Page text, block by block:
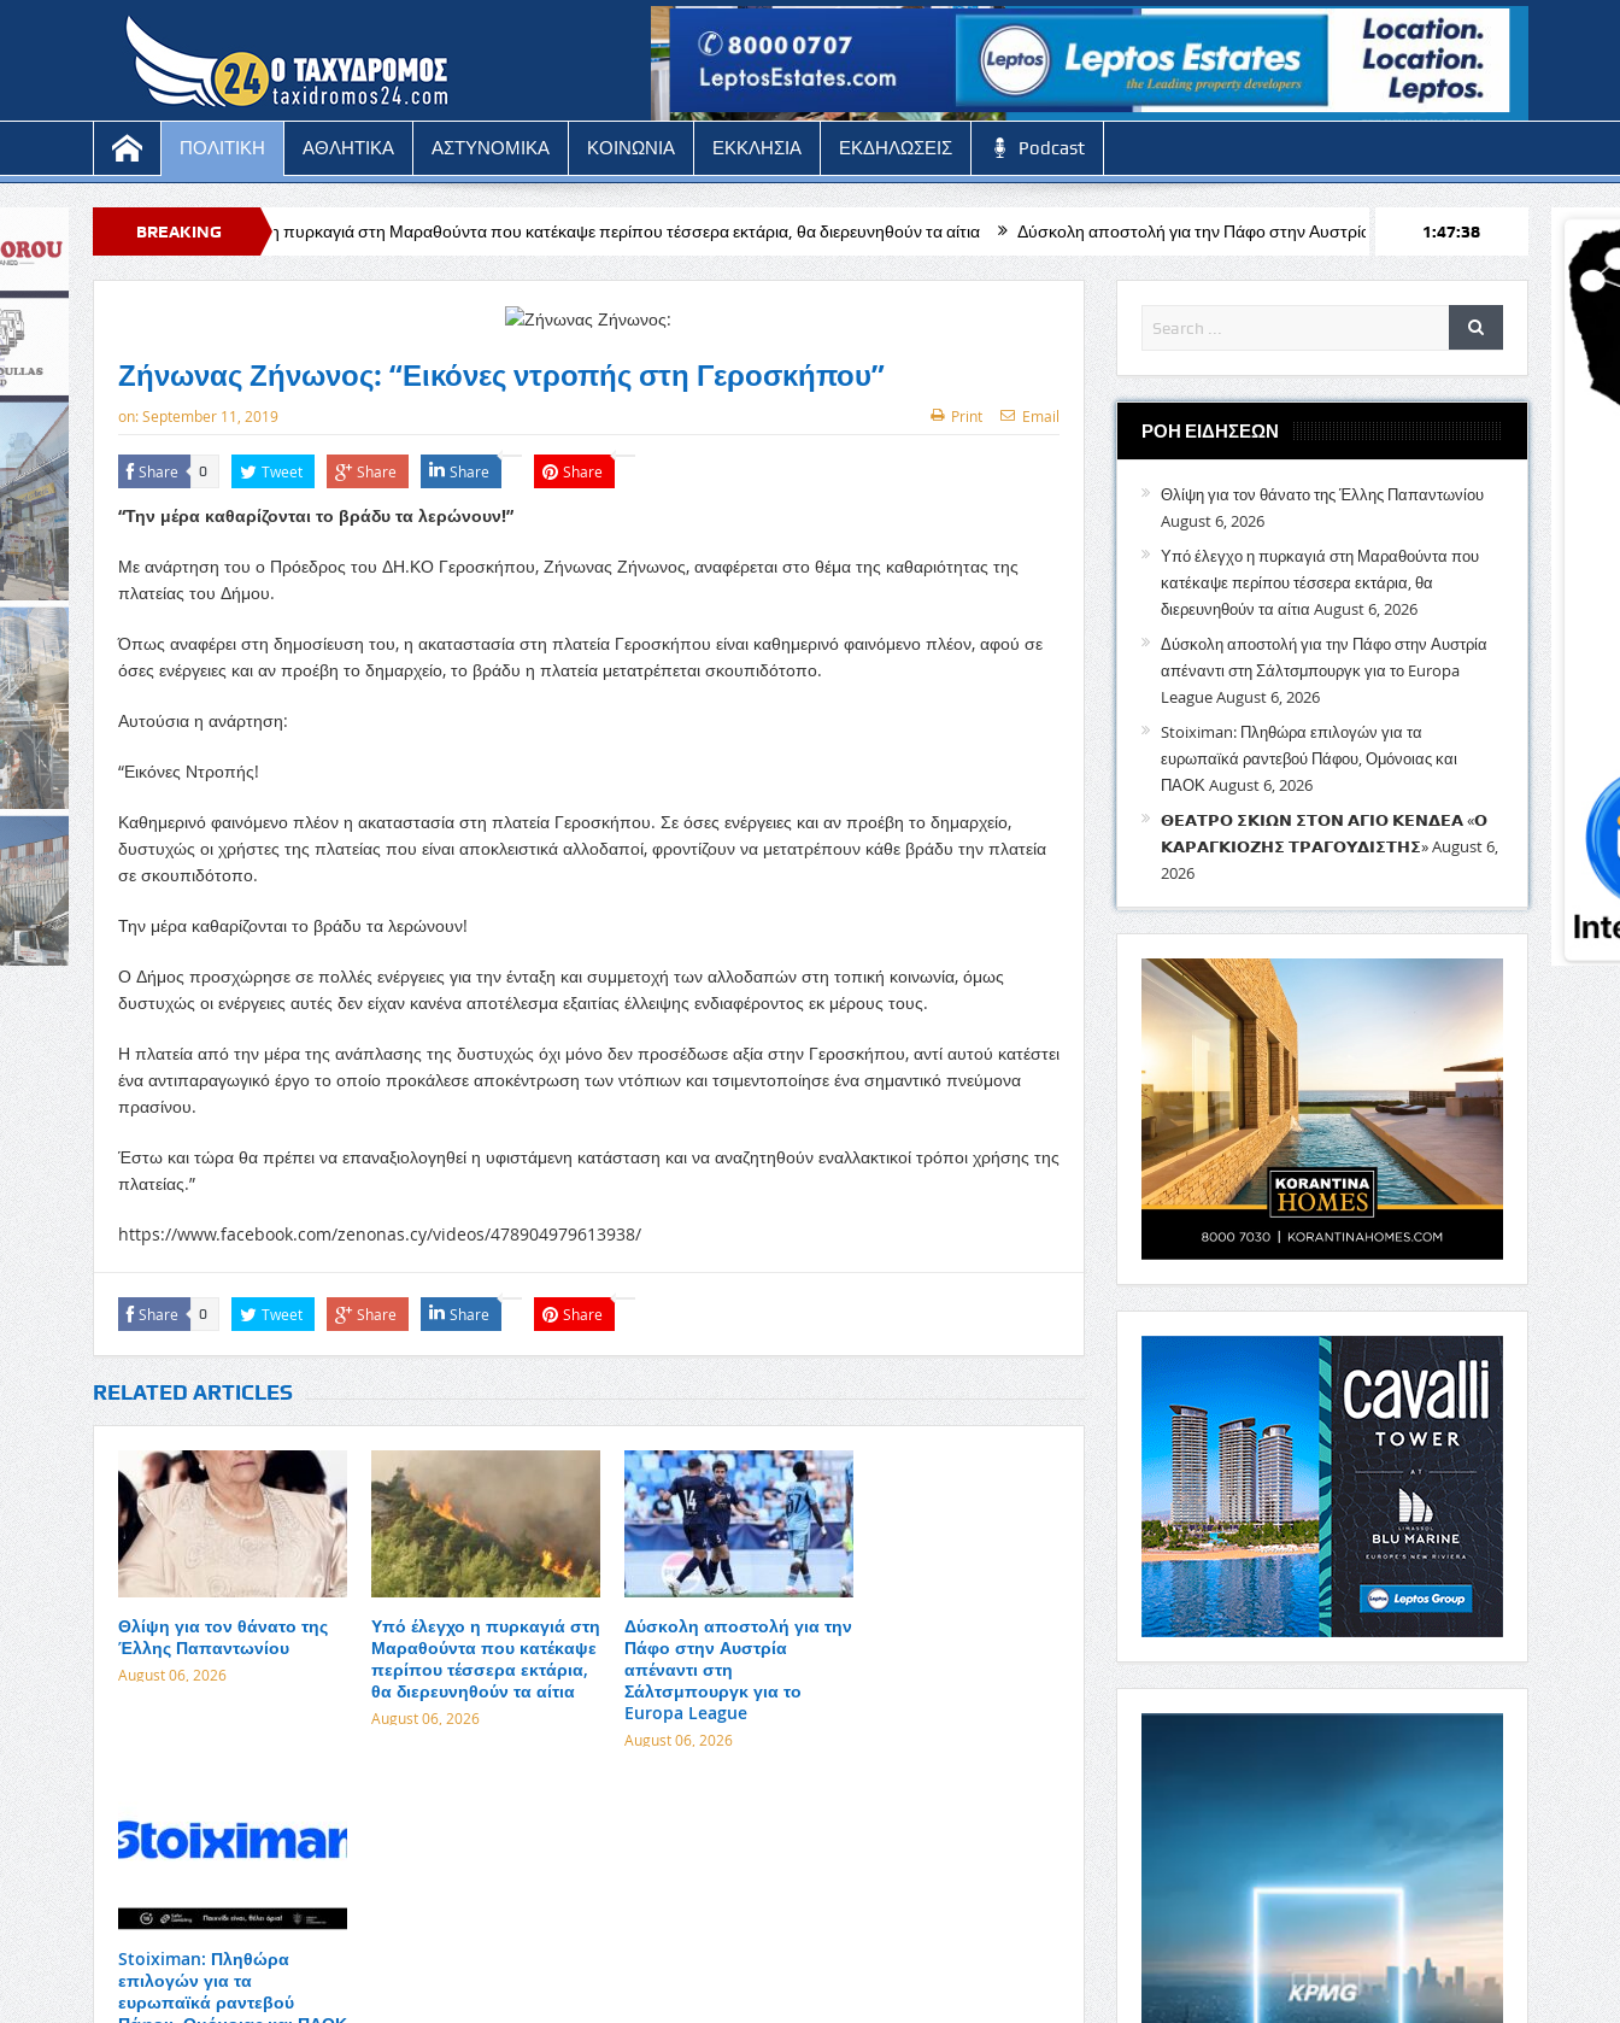
ΠΟΛΙΤΙΚΗ ΑΘΛΗΤΙΚΑ ΑΣΤΥΝΟΜΙΚΑ ΚΟΙΝΩΝΙΑ ΕΚΚΛΗΣΙΑ ΕΚΔΗΛΩΣΕΙΣ Podcast
BREAKING
NEWS
Υπό έλεγχο η πυρκαγιά στη Μαραθούντα που κατέκαψε περίπου τέσσερα εκτάρια, θα διερευνηθούν τα αίτια Δύσκολη αποστολή για την Πάφο στην Αυστρία απέναντι στη Σάλτσμπουργκ για το Europa League
1:47:40
Ζήνωνας Ζήνωνος: “Εικόνες ντροπής στη Γεροσκήπου”
on:September 11, 2019 Print Email
Share 0 Tweet Share Share Share
“Την μέρα καθαρίζονται το βράδυ τα λερώνουν!”
Με ανάρτηση του ο Πρόεδρος του ΔΗ.ΚΟ Γεροσκήπου, Ζήνωνας Ζήνωνος, αναφέρεται στο θέμα της καθαριότητας της
πλατείας του Δήμου.
Όπως αναφέρει στη δημοσίευση του, η ακαταστασία στη πλατεία Γεροσκήπου είναι καθημερινό φαινόμενο πλέον, αφού σε
όσες ενέργειες και αν προέβη το δημαρχείο, το βράδυ η πλατεία μετατρέπεται σκουπιδότοπο.
Αυτούσια η ανάρτηση:
“Εικόνες Ντροπής!
Καθημερινό φαινόμενο πλέον η ακαταστασία στη πλατεία Γεροσκήπου. Σε όσες ενέργειες και αν προέβη το δημαρχείο,
δυστυχώς οι χρήστες της πλατείας που είναι αποκλειστικά αλλοδαποί, φροντίζουν να μετατρέπουν κάθε βράδυ την πλατεία
σε σκουπιδότοπο.
Την μέρα καθαρίζονται το βράδυ τα λερώνουν!
Ο Δήμος προσχώρησε σε πολλές ενέργειες για την ένταξη και συμμετοχή των αλλοδαπών στη τοπική κοινωνία, όμως
δυστυχώς οι ενέργειες αυτές δεν είχαν κανένα αποτέλεσμα εξαιτίας έλλειψης ενδιαφέροντος εκ μέρους τους.
Η πλατεία από την μέρα της ανάπλασης της δυστυχώς όχι μόνο δεν προσέδωσε αξία στην Γεροσκήπου, αντί αυτού κατέστει
ένα αντιπαραγωγικό έργο το οποίο προκάλεσε αποκέντρωση των ντόπιων και τσιμεντοποίησε ένα σημαντικό πνεύμονα
πρασίνου.
Έστω και τώρα θα πρέπει να επαναξιολογηθεί η υφιστάμενη κατάσταση και να αναζητηθούν εναλλακτικοί τρόποι χρήσης της
πλατείας.”
https://www.facebook.com/zenonas.cy/videos/478904979613938/
Share 0 Tweet Share Share Share
RELATED ARTICLES
Θλίψη για τον θάνατο της
Έλλης Παπαντωνίου
August 06, 2026
Υπό έλεγχο η πυρκαγιά στη
Μαραθούντα που κατέκαψε
περίπου τέσσερα εκτάρια,
θα διερευνηθούν τα αίτια
August 06, 2026
Δύσκολη αποστολή για την
Πάφο στην Αυστρία
απέναντι στη
Σάλτσμπουργκ για το
Europa League
August 06, 2026
Stoiximan: Πληθώρα
επιλογών για τα
ευρωπαϊκά ραντεβού
ΡΟΗ ΕΙΔΗΣΕΩΝ
Θλίψη για τον θάνατο της Έλλης Παπαντωνίου
August 6, 2026
Υπό έλεγχο η πυρκαγιά στη Μαραθούντα που
κατέκαψε περίπου τέσσερα εκτάρια, θα
διερευνηθούν τα αίτια August 6, 2026
Δύσκολη αποστολή για την Πάφο στην Αυστρία
απέναντι στη Σάλτσμπουργκ για το Europa
LeagueAugust 6, 2026
Stoiximan: Πληθώρα επιλογών για τα
ευρωπαϊκά ραντεβού Πάφου, Ομόνοιας και
ΠΑΟΚAugust 6, 2026
𝝝𝝚𝝖𝝩𝝦𝝤 𝝨𝝟𝝞𝝮𝝢 𝝨𝝩𝝤𝝢 𝝖𝝘𝝞𝝤 𝝟𝝚𝝢𝝙𝝚𝝖 «𝝤
𝝟𝝖𝝦𝝖𝝘𝝟𝝞𝝤𝝛𝝜𝝨 𝝩𝝦𝝖𝝘𝝤𝝪𝝙𝝞𝝨𝝩𝝜𝝨»August 6,
2026